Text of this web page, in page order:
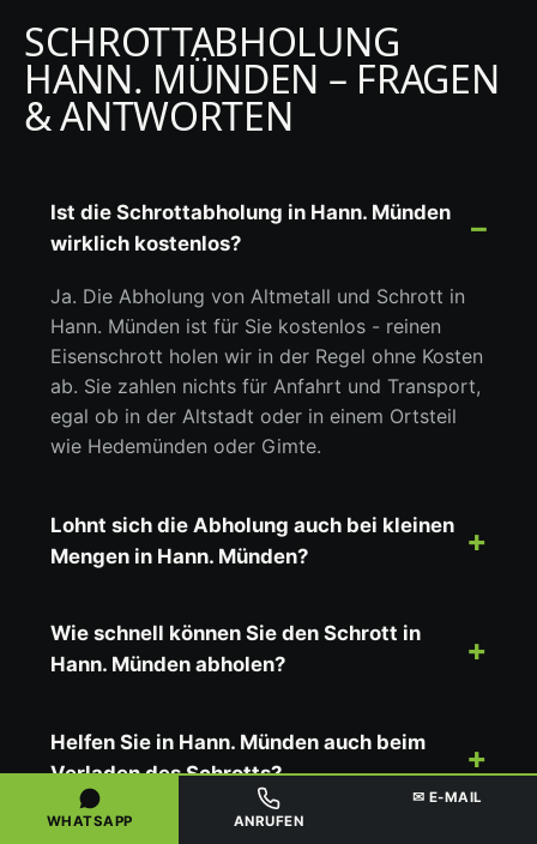
SCHROTTABHOLUNG
HANN. MÜNDEN – FRAGEN
& ANTWORTEN
Ist die Schrottabholung in Hann. Münden
wirklich kostenlos?
Ja. Die Abholung von Altmetall und Schrott in
Hann. Münden ist für Sie kostenlos - reinen
Eisenschrott holen wir in der Regel ohne Kosten
ab. Sie zahlen nichts für Anfahrt und Transport,
egal ob in der Altstadt oder in einem Ortsteil
wie Hedemünden oder Gimte.
Lohnt sich die Abholung auch bei kleinen
Mengen in Hann. Münden?
Wie schnell können Sie den Schrott in
Hann. Münden abholen?
Helfen Sie in Hann. Münden auch beim
Verladen des Schrotts?
WHATSAPP ANRUFEN
✉ E-MAIL